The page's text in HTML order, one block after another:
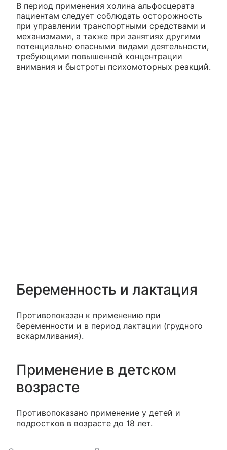
В период применения холина альфосцерата
пациентам следует соблюдать осторожность
при управлении транспортными средствами и
механизмами, а также при занятиях другими
потенциально опасными видами деятельности,
требующими повышенной концентрации
внимания и быстроты психомоторных реакций.
Беременность и лактация
Противопоказан к применению при
беременности и в период лактации (грудного
вскармливания).
Применение в детском
возрасте
Противопоказано применение у детей и
подростков в возрасте до 18 лет.